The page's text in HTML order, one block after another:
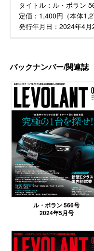
タイトル： ル・ボラン
定価： 1,400円（本体
発行年月日： 2024年4月
バックナンバー/関連誌
ル・ボラン 566号
2024年5月号